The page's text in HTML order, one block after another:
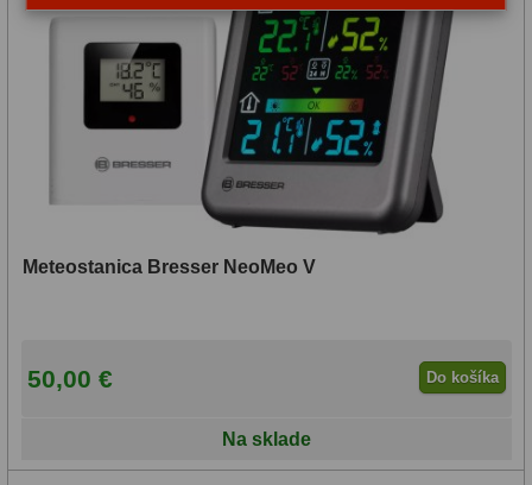
Meteostanica Bresser NeoMeo V
50,00 € Do košíka
Na sklade